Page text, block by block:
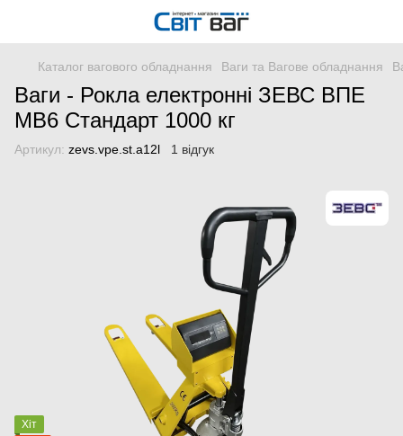
Каталог вагового обладнання Ваги та Вагове обладнання
Ваги - Рокла електронні ЗЕВС ВПЕ
МВ6 Стандарт 1000 кг
Артикул: zevs.vpe.st.a12l 1 відгук
Хіт